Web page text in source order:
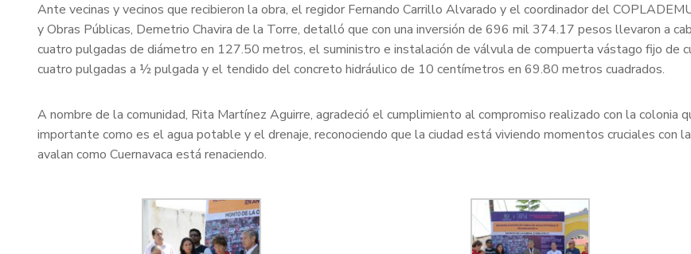
Ante vecinas y vecinos que recibieron la obra, el regidor Fernando Carrillo Alvarado y el coordinador del
y Obras Públicas, Demetrio Chavira de la Torre, detalló que con una inversión de 696 mil 374.17 pesos llevaron a
cuatro pulgadas de diámetro en 127.50 metros, el suministro e instalación de válvula de compuerta vástago fijo de
cuatro pulgadas a ½ pulgada y el tendido del concreto hidráulico de 10 centímetros en 69.80 metros cuadrados.
A nombre de la comunidad, Rita Martínez Aguirre, agradeció el cumplimiento al compromiso realizado con la colonia
importante como es el agua potable y el drenaje, reconociendo que la ciudad está viviendo momentos cruciales con
avalan como Cuernavaca está renaciendo.